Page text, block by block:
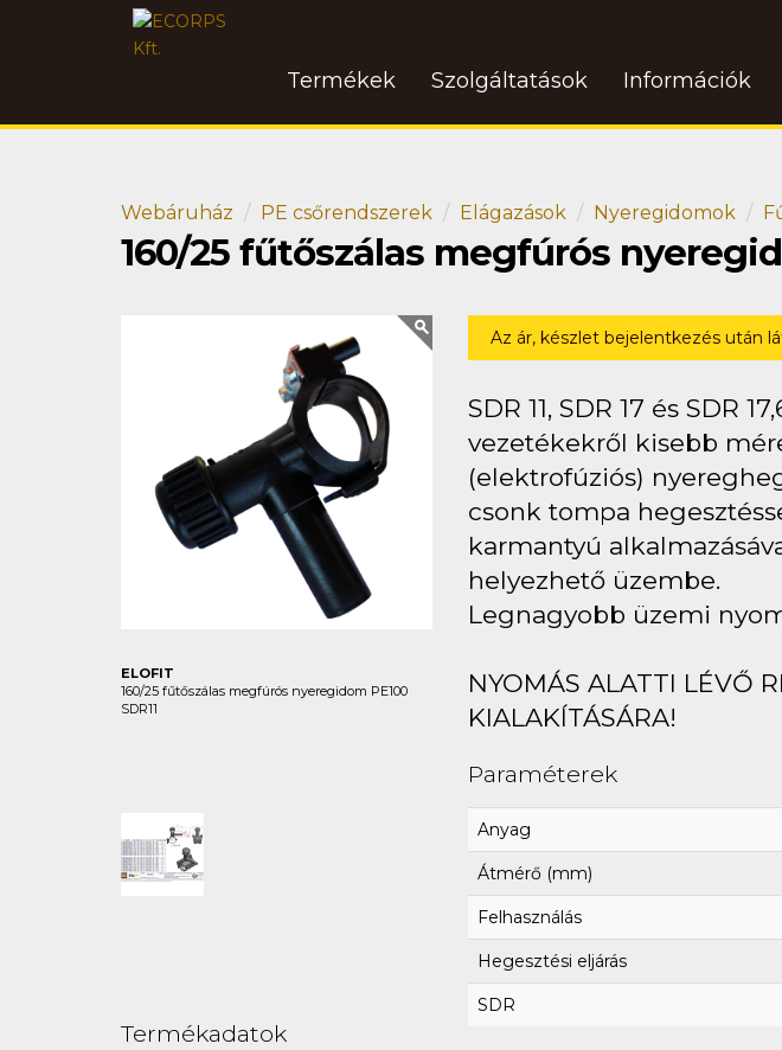
Termékek Szolgáltatások Információk
Webáruház PE csőrendszerek Elágazások Nyeregidomok
160/25 fűtőszálas megfúrós
ELOFIT
160/25 fűtőszálas megfúrós nyeregidom PE100
SDR11
Az ár, készlet bejelentkezés után
SDR 11, SDR 17 és SDR
vezetékekről kisebb
(elektrofúziós)
csonk tompa
karmantyú
helyezhető üzembe.
Legnagyobb üzemi
NYOMÁS ALATTI LÉVŐ
KIALAKÍTÁSÁRA!
Paraméterek
Anyag
Átmérő (mm)
Felhasználás
Hegesztési eljárás
SDR
Termékadatok